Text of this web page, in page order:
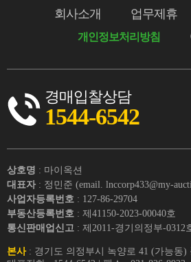
회사소개 업무제휴
개인정보처리방침
경매입찰상담
1544-6542
상호명 : 마이옥션
대표자 : 정민준 (email. lnccorp433@my-
사업자등록번호 : 127-86-29704
부동산등록번호 : 제41150-2023-00040호
통신판매업신고 : 제2011-경기의정부-0312
본사: 경기도 의정부시 녹양로 41 (가능동)